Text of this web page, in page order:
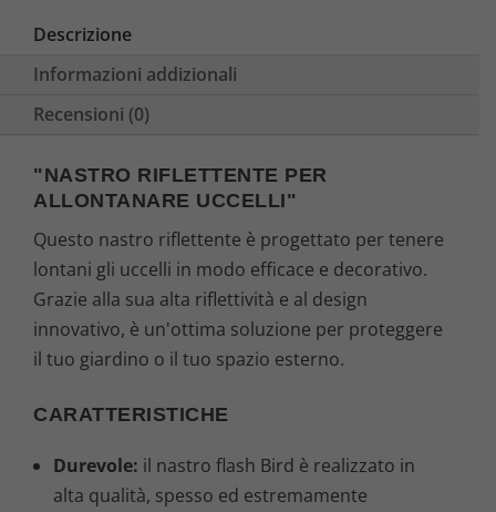
Descrizione
Informazioni addizionali
Recensioni (0)
"NASTRO RIFLETTENTE PER
ALLONTANARE UCCELLI"
Questo nastro riflettente è progettato per tenere
lontani gli uccelli in modo efficace e decorativo.
Grazie alla sua alta riflettività e al design
innovativo, è un'ottima soluzione per proteggere
il tuo giardino o il tuo spazio esterno.
CARATTERISTICHE
Durevole: il nastro flash Bird è realizzato in
alta qualità, spesso ed estremamente